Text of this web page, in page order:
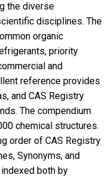
the diverse
disciplines. The
organic
priority
and
reference provides
and CAS Registry
The compendium
chemical structures.
order of CAS Registry
Synonyms, and
both by